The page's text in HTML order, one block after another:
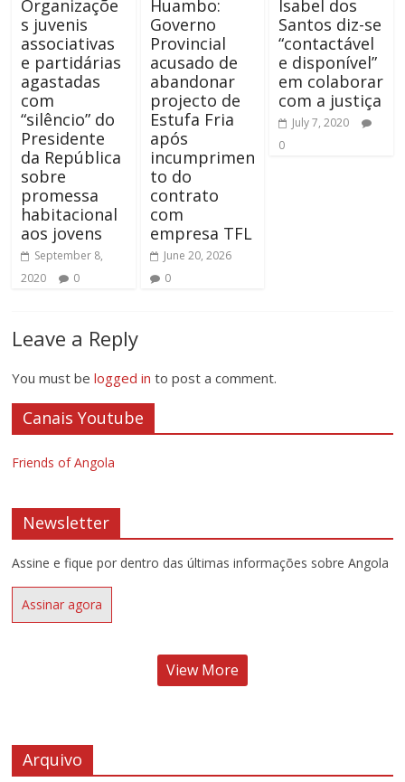
Organizaçõe
s juvenis
associativas
e partidárias
agastadas
com
“silêncio” do
Presidente
da República
sobre
promessa
habitacional
aos jovens
September 8,
2020
0
Huambo:
Governo
Provincial
acusado de
abandonar
projecto de
Estufa Fria
após
incumprimen
to do
contrato
com
empresa TFL
June 20, 2026
0
Isabel dos
Santos diz-se
“contactável
e disponível”
em colaborar
com a justiça
July 7, 2020
0
Leave a Reply
You must belogged in to post a comment.
Canais Youtube
Friends of Angola
Newsletter
Assine e fique por dentro das últimas informações sobre Angola
Assinar agora
View More
Arquivo